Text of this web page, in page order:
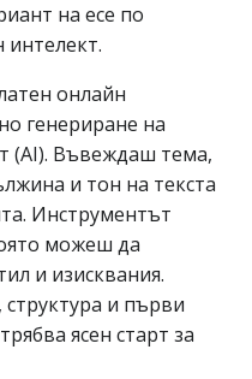
на есе по
интелект.
онлайн
генериране на
(AI). Въвеждаш тема,
и тон на текста
Инструментът
можеш да
и изисквания.
и първи
ясен старт за